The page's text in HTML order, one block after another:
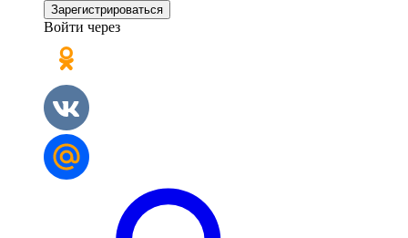
Зарегистрироваться
Войти через